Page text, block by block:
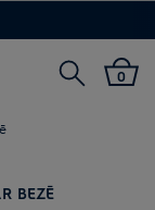
Meklēt 0
BEZĒ